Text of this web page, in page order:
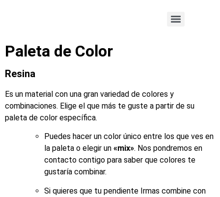
Paleta de Color
Resina
Es un material con una gran variedad de colores y
combinaciones. Elige el que más te guste a partir de su
paleta de color específica.
Puedes hacer un color único entre los que ves en
la paleta o elegir un «mix». Nos pondremos en
contacto contigo para saber que colores te
gustaría combinar.
Si quieres que tu pendiente Irmas combine con